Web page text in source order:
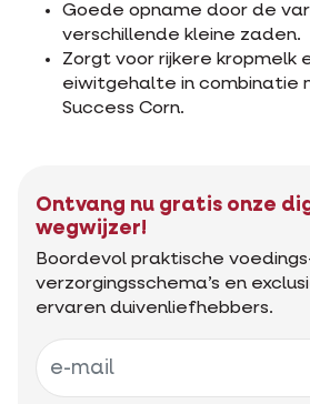
Goede opname door de
verschillende kleine zaden.
Zorgt voor rijkere kropmelk
eiwitgehalte in combinatie
Success Corn.
Ontvang nu gratis onze
wegwijzer!
Boordevol praktische
verzorgingsschema’s en
ervaren duivenliefhebbers.